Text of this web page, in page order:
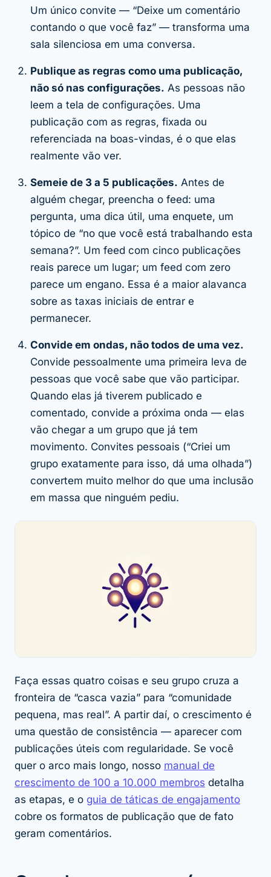
Um único convite — “Deixe um comentário
contando o que você faz” — transforma uma
sala silenciosa em uma conversa.
Publique as regras como uma publicação,
não só nas configurações. As pessoas não
leem a tela de configurações. Uma
publicação com as regras, fixada ou
referenciada na boas-vindas, é o que elas
realmente vão ver.
Semeie de 3 a 5 publicações. Antes de
alguém chegar, preencha o feed: uma
pergunta, uma dica útil, uma enquete, um
tópico de “no que você está trabalhando esta
semana?”. Um feed com cinco publicações
reais parece um lugar; um feed com zero
parece um engano. Essa é a maior alavanca
sobre as taxas iniciais de entrar e
permanecer.
Convide em ondas, não todos de uma vez.
Convide pessoalmente uma primeira leva de
pessoas que você sabe que vão participar.
Quando elas já tiverem publicado e
comentado, convide a próxima onda — elas
vão chegar a um grupo que já tem
movimento. Convites pessoais (“Criei um
grupo exatamente para isso, dá uma olhada”)
convertem muito melhor do que uma inclusão
em massa que ninguém pediu.
Faça essas quatro coisas e seu grupo cruza a
fronteira de “casca vazia” para “comunidade
pequena, mas real”. A partir daí, o crescimento é
uma questão de consistência — aparecer com
publicações úteis com regularidade. Se você
quer o arco mais longo, nosso manual de
crescimento de 100 a 10.000 membros detalha
as etapas, e o guia de táticas de engajamento
cobre os formatos de publicação que de fato
geram comentários.